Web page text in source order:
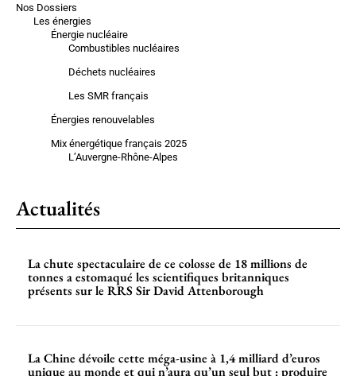
Nos Dossiers
Les énergies
Énergie nucléaire
Combustibles nucléaires
Déchets nucléaires
Les SMR français
Énergies renouvelables
Mix énergétique français 2025
L’Auvergne-Rhône-Alpes
Actualités
La chute spectaculaire de ce colosse de 18 millions de
tonnes a estomaqué les scientifiques britanniques
présents sur le RRS Sir David Attenborough
La Chine dévoile cette méga-usine à 1,4 milliard d’euros
unique au monde et qui n’aura qu’un seul but : produire